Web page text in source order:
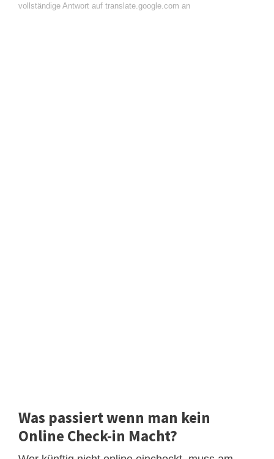
vollständige Antwort auf translate.google.com an
Was passiert wenn man kein
Online Check-in Macht?